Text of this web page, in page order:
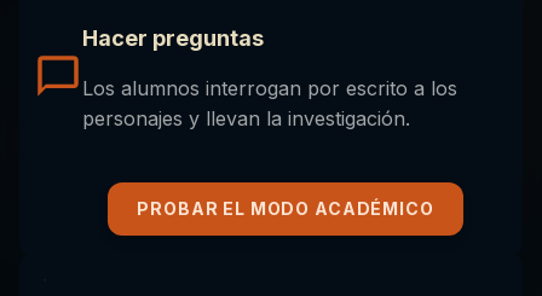
Hacer preguntas
Los alumnos interrogan por escrito a los
personajes y llevan la investigación.
PROBAR EL MODO ACADÉMICO